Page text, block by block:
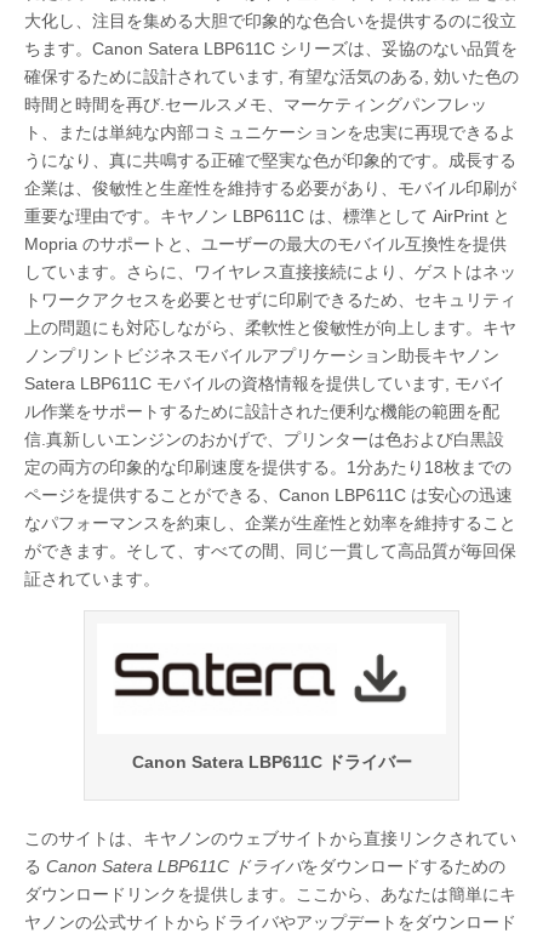
大化し、注目を集める大胆で印象的な色合いを提供するのに役立
ちます。Canon Satera LBP611C シリーズは、妥協のない品質を
確保するために設計されています, 有望な活気のある, 効いた色の
時間と時間を再び.セールスメモ、マーケティングパンフレッ
ト、または単純な内部コミュニケーションを忠実に再現できるよ
うになり、真に共鳴する正確で堅実な色が印象的です。成長する
企業は、俊敏性と生産性を維持する必要があり、モバイル印刷が
重要な理由です。キヤノン LBP611C は、標準として AirPrint と
Mopria のサポートと、ユーザーの最大のモバイル互換性を提供
しています。さらに、ワイヤレス直接接続により、ゲストはネッ
トワークアクセスを必要とせずに印刷できるため、セキュリティ
上の問題にも対応しながら、柔軟性と俊敏性が向上します。キヤ
ノンプリントビジネスモバイルアプリケーション助長キヤノン
Satera LBP611C モバイルの資格情報を提供しています, モバイ
ル作業をサポートするために設計された便利な機能の範囲を配
信.真新しいエンジンのおかげで、プリンターは色および白黒設
定の両方の印象的な印刷速度を提供する。1分あたり18枚までの
ページを提供することができる、Canon LBP611C は安心の迅速
なパフォーマンスを約束し、企業が生産性と効率を維持すること
ができます。そして、すべての間、同じ一貫して高品質が毎回保
証されています。
Canon Satera LBP611C ドライバー
このサイトは、キヤノンのウェブサイトから直接リンクされてい
る Canon Satera LBP611C ドライバをダウンロードするための
ダウンロードリンクを提供します。ここから、あなたは簡単にキ
ヤノンの公式サイトからドライバやアップデートをダウンロード